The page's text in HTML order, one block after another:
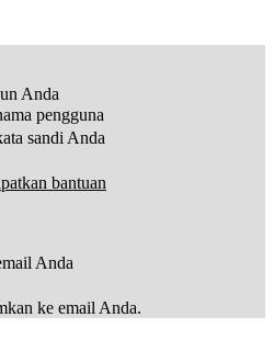
Anda
pengguna
sandi Anda
bantuan
Anda
ke email Anda.